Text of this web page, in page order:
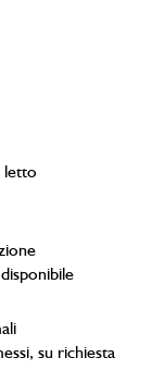
letto
su richiesta